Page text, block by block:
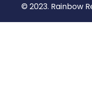
© 2023. Rainbow